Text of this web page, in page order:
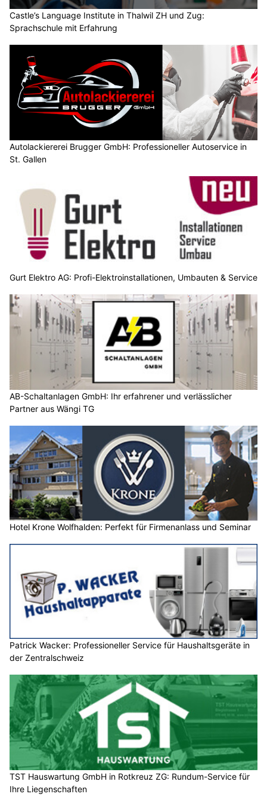
Castle’s Language Institute in Thalwil ZH und Zug:
Sprachschule mit Erfahrung
Autolackiererei Brugger GmbH: Professioneller Autoservice in
St. Gallen
Gurt Elektro AG: Profi-Elektroinstallationen, Umbauten & Service
AB-Schaltanlagen GmbH: Ihr erfahrener und verlässlicher
Partner aus Wängi TG
Hotel Krone Wolfhalden: Perfekt für Firmenanlass und Seminar
Patrick Wacker: Professioneller Service für Haushaltsgeräte in
der Zentralschweiz
TST Hauswartung GmbH in Rotkreuz ZG: Rundum-Service für
Ihre Liegenschaften